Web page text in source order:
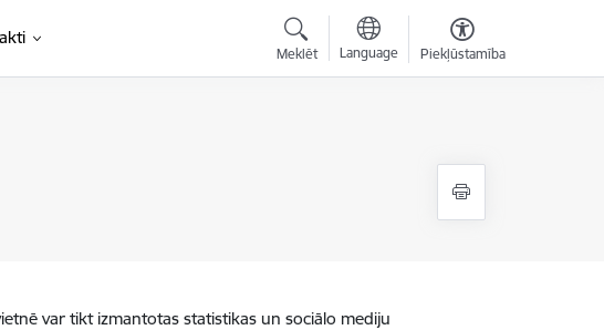
Meklēt Language Piekļūstamība
var tikt izmantotas statistikas un sociālo mediju